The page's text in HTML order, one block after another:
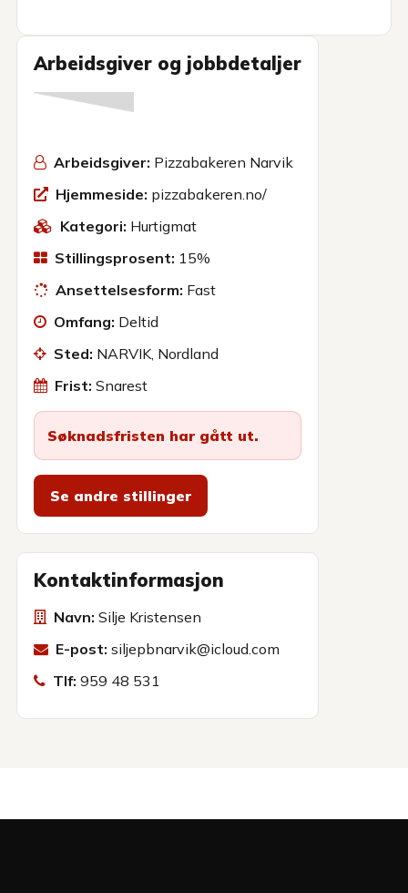
Arbeidsgiver og jobbdetaljer
Arbeidsgiver: Pizzabakeren Narvik
Hjemmeside: pizzabakeren.no/
Kategori: Hurtigmat
Stillingsprosent: 15%
Ansettelsesform: Fast
Omfang: Deltid
Sted: NARVIK, Nordland
Frist: Snarest
Søknadsfristen har gått ut.
Se andre stillinger
Kontaktinformasjon
Navn: Silje Kristensen
E-post: siljepbnarvik@icloud.com
Tlf: 959 48 531